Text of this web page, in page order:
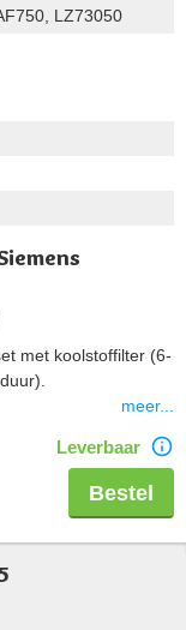
LZ73050
met koolstoffilter (6-
meer...
Leverbaar
Bestel